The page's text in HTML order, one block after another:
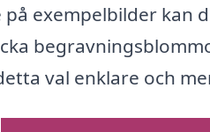
exempelbilder kan
val enklare och